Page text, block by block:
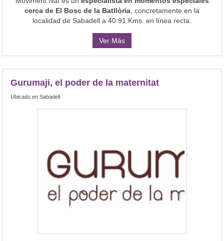
cerca de El Bosc de la Batllòria , concretamente en la
localidad de Sabadell a 40.91 Kms. en línea recta.
Ver Más
Gurumaji, el poder de la maternitat
Ubicado en Sabadell